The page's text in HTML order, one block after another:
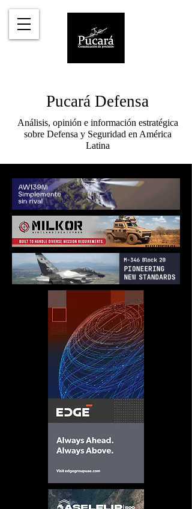
Pucará Defensa
Análisis, opinión e información estratégica
sobre Defensa y Seguridad en América
Latina